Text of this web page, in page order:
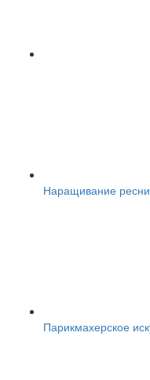
Наращивание
Парикмахерское